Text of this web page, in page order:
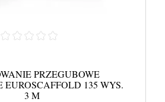
PRZEGUBOWE
135 WYS.
3 M